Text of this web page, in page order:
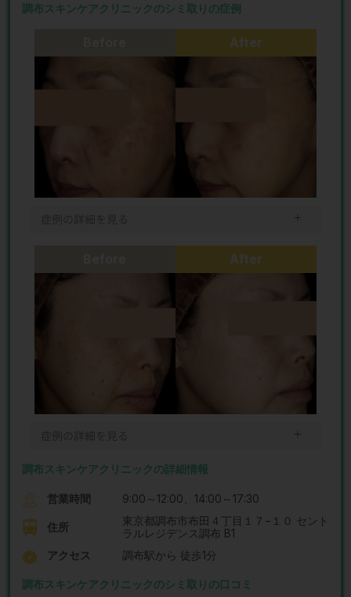
調布スキンケアクリニックのシミ取りの症例
After
＋
After
＋
調布スキンケアクリニックの詳細情報
営業時間 9:00～12:00、14:00～17:30
住所
東京都調布市布田４丁目１７−１０ セント
ラルレジデンス調布 B1
アクセス
調布駅から 徒歩1分
調布スキンケアクリニックのシミ取りの口コミ